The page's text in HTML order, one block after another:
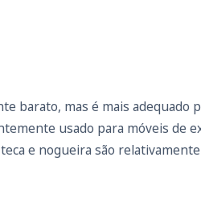
barato, mas é mais adequado
usado para móveis de
e nogueira são